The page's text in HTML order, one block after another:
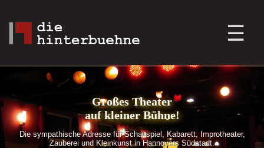
Großes Theater
auf kleiner Bühne!
Die sympathische Adresse für Schauspiel, Kabarett, Improtheater,
Zauberei und Kleinkunst in Hannovers Südstadt.